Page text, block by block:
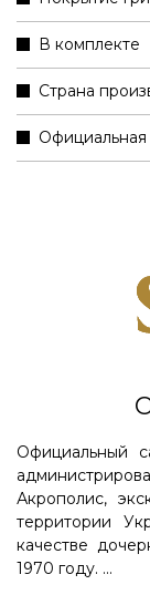
В комплекте
Страна
Официальная
Официальный
Акрополис,
территории
качестве
1970 году. ...